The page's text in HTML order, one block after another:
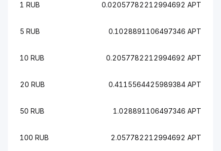
1 RUB 0.02057782212994692 APT
5 RUB 0.1028891106497346 APT
10 RUB 0.2057782212994692 APT
20 RUB 0.4115564425989384 APT
50 RUB 1.028891106497346 APT
100 RUB 2.057782212994692 APT